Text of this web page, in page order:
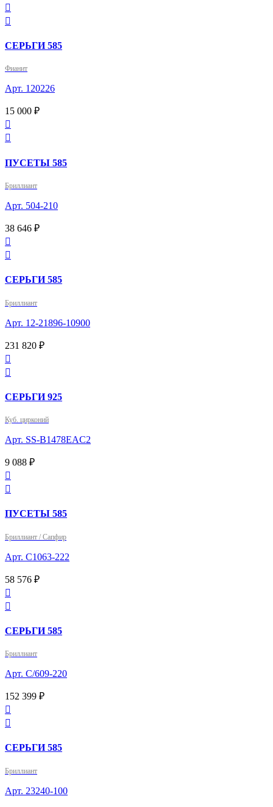


СЕРЬГИ 585
Фианит
Арт. 120226
15 000 ₽


ПУСЕТЫ 585
Бриллиант
Арт. 504-210
38 646 ₽


СЕРЬГИ 585
Бриллиант
Арт. 12-21896-10900
231 820 ₽


СЕРЬГИ 925
Куб. цирконий
Арт. SS-B1478EAC2
9 088 ₽


ПУСЕТЫ 585
Бриллиант / Сапфир
Арт. С1063-222
58 576 ₽


СЕРЬГИ 585
Бриллиант
Арт. С/609-220
152 399 ₽


СЕРЬГИ 585
Бриллиант
Арт. 23240-100